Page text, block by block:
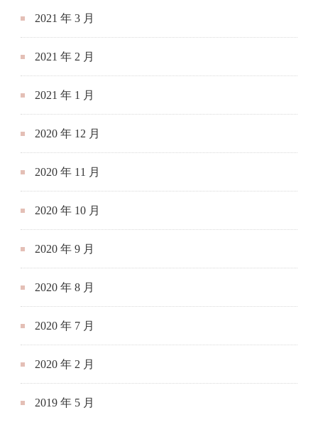
2021 年 3 月
2021 年 2 月
2021 年 1 月
2020 年 12 月
2020 年 11 月
2020 年 10 月
2020 年 9 月
2020 年 8 月
2020 年 7 月
2020 年 2 月
2019 年 5 月